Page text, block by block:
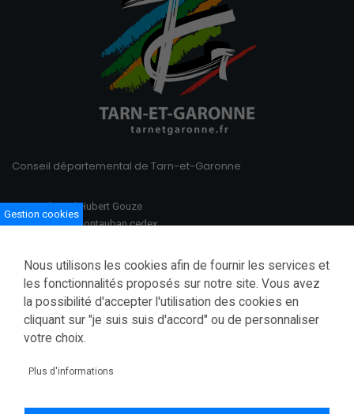
Conseil départemental de Tarn-et-Garonne
100 Boulevard Hubert Gouze
BP 783 82013 Montauban cedex
Tél.: 05 63 91 82 00
Fax.: 05 63 03 28 52
courrier@tarnetgaronne.fr
Politique de confidentialité
Gestion cookies
Nous utilisons les cookies afin de fournir les services et
les fonctionnalités proposés sur notre site. Vous avez
la possibilité d'accepter l'utilisation des cookies en
cliquant sur "je suis suis d'accord" ou de personnaliser
votre choix.
Plus d'informations